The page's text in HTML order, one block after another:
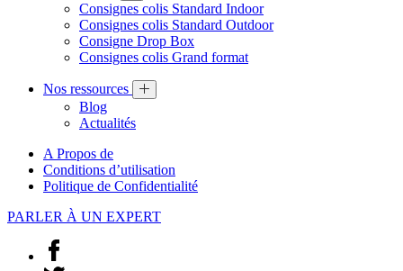
Consignes colis Standard Indoor
Consignes colis Standard Outdoor
Consigne Drop Box
Consignes colis Grand format
Nos ressources
Blog
Actualités
A Propos de
Conditions d’utilisation
Politique de Confidentialité
PARLER À UN EXPERT